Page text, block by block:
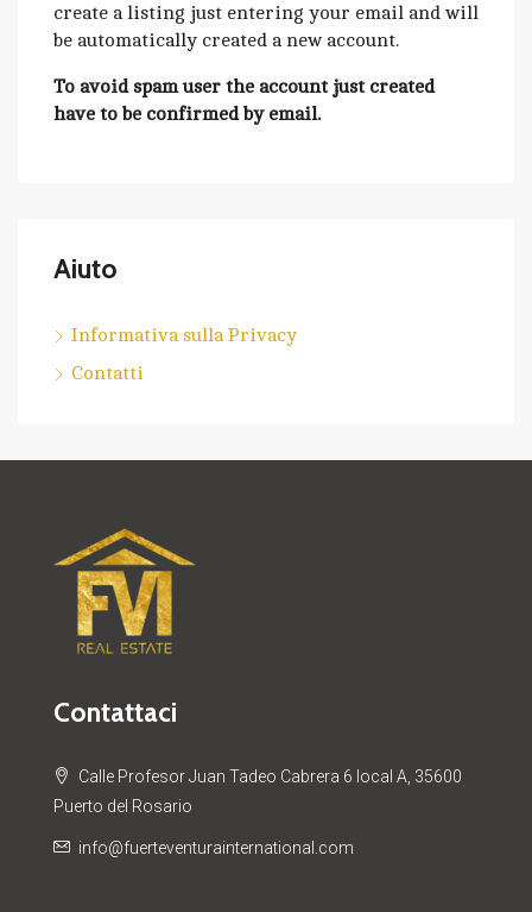
create a listing just entering your email and will
be automatically created a new account.
To avoid spam user the account just created
have to be confirmed by email.
Aiuto
Informativa sulla Privacy
Contatti
Contattaci
Calle Profesor Juan Tadeo Cabrera 6 local A, 35600
Puerto del Rosario
info@fuerteventurainternational.com